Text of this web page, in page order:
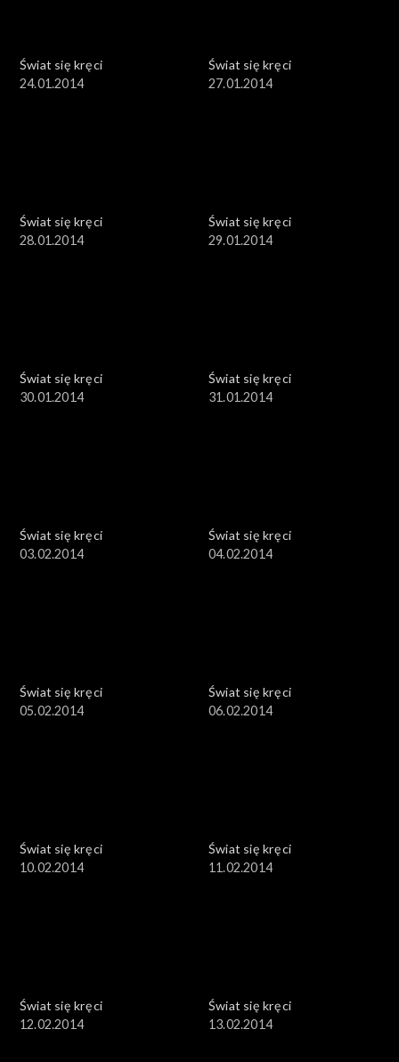
Świat się kręci
24.01.2014
Świat się kręci
27.01.2014
Świat się kręci
28.01.2014
Świat się kręci
29.01.2014
Świat się kręci
30.01.2014
Świat się kręci
31.01.2014
Świat się kręci
03.02.2014
Świat się kręci
04.02.2014
Świat się kręci
05.02.2014
Świat się kręci
06.02.2014
Świat się kręci
10.02.2014
Świat się kręci
11.02.2014
Świat się kręci
12.02.2014
Świat się kręci
13.02.2014